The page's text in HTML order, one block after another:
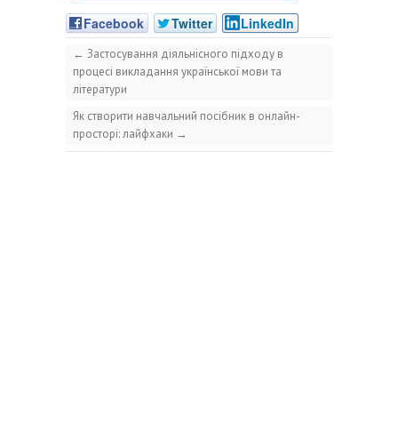
Facebook Twitter LinkedIn
← Застосування діяльнісного підходу в
процесі викладання української мови та
літератури
Як створити навчальний посібник в онлайн-
просторі: лайфхаки →